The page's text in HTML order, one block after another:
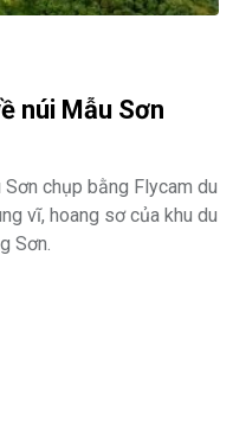
núi Mẫu Sơn
chụp bằng Flycam du
vĩ, hoang sơ của khu du
Sơn.